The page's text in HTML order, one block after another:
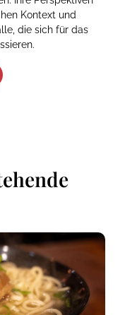
Kontext und
die sich für das